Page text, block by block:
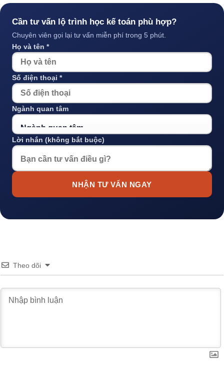
Cần tư vấn lộ trình học kế toán phù hợp?
Chuyên viên gọi lại tư vấn miễn phí trong 5 phút.
Họ và tên *
Số điện thoại *
Ngành quan tâm
Lời nhắn (không bắt buộc)
NHẬN TƯ VẤN NGAY
Theo dõi